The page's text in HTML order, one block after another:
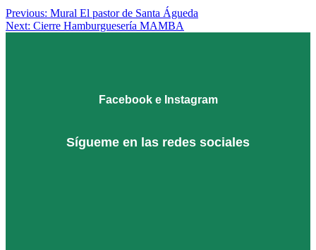
ARTÍSTICA
Previous: Mural El pastor de Santa Águeda
Next: Cierre Hamburguesería MAMBA
Facebook e Instagram
Sígueme en las redes sociales